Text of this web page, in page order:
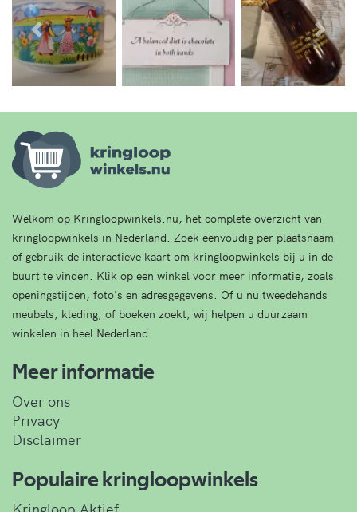
Vorige
Welkom op Kringloopwinkels.nu, het complete overzicht van
kringloopwinkels in Nederland. Zoek eenvoudig per plaatsnaam
of gebruik de interactieve kaart om kringloopwinkels bij u in de
buurt te vinden. Klik op een winkel voor meer informatie, zoals
openingstijden, foto's en adresgegevens. Of u nu tweedehands
meubels, kleding, of boeken zoekt, wij helpen u duurzaam
winkelen in heel Nederland.
Meer informatie
Over ons
Privacy
Disclaimer
Populaire kringloopwinkels